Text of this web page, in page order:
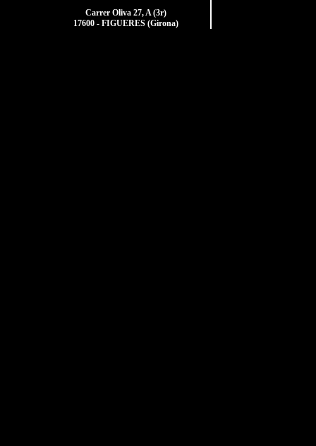
Carrer Oliva 27, A (3r)
17600 - FIGUERES (Girona)